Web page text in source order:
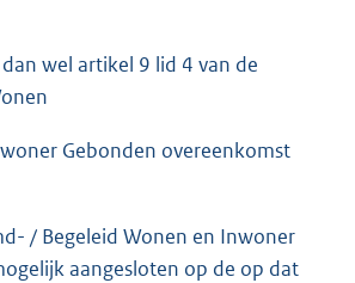
wel artikel 9 lid 4 van de
Gebonden overeenkomst
/ Begeleid Wonen en Inwoner
aangesloten op de op dat